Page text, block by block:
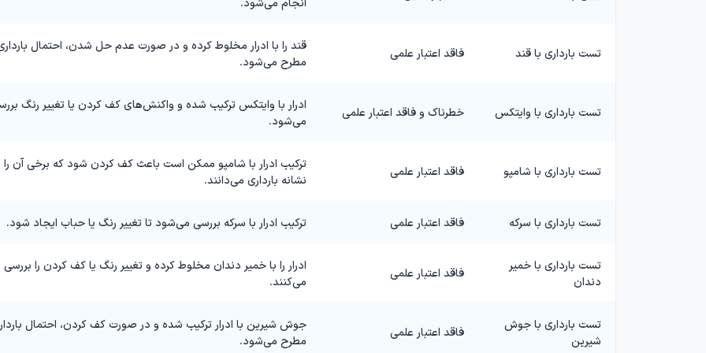
تست بارداری با قند فاقد اعتبار علمی
قند را با ادرار مخلوط کرده و در صورت عدم حل شدن، احتمال
مطرح می‌شود.
تست بارداری با وایتکس خطرناک و فاقد اعتبار علمی
ادرار با وایتکس ترکیب شده و واکنش‌های کف کردن یا تغییر رنگ
می‌شود.
تست بارداری با شامپو فاقد اعتبار علمی
ترکیب ادرار با شامپو ممکن است باعث کف کردن شود که برخی آن را
نشانه بارداری می‌دانند.
تست بارداری با سرکه فاقد اعتبار علمی ترکیب ادرار با سرکه بررسی می‌شود تا تغییر رنگ یا حباب ایجاد شود.
تست بارداری با خمیر
دندان
فاقد اعتبار علمی
ادرار را با خمیر دندان مخلوط کرده و تغییر رنگ یا کف کردن را بررسی
می‌کنند.
تست بارداری با جوش
شیرین
فاقد اعتبار علمی
جوش شیرین با ادرار ترکیب شده و در صورت کف کردن، احتمال
مطرح می‌شود.